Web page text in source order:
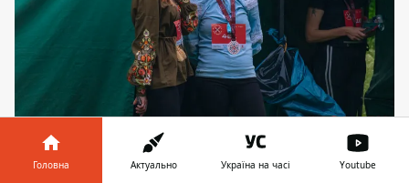
Спортивний настрій міста
Головна Актуально Україна на часі Youtube